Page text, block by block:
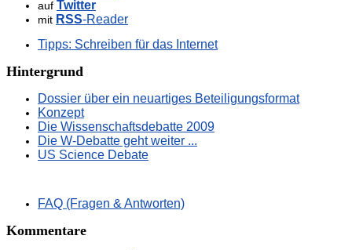
auf Twitter
mit RSS-Reader
Tipps: Schreiben für das Internet
Hintergrund
Dossier über ein neuartiges Beteiligungsformat
Konzept
Die Wissenschaftsdebatte 2009
Die W-Debatte geht weiter ...
US Science Debate
FAQ (Fragen & Antworten)
Kommentare